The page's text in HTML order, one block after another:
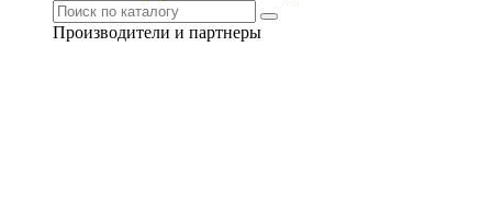
Производители и партнеры